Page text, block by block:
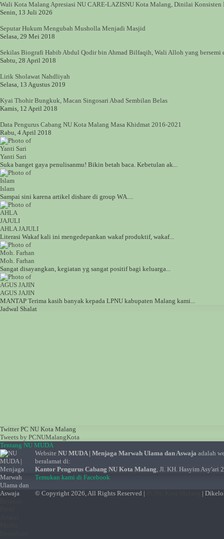
Wali Kota Malang Apresiasi NU CARE-LAZISNU Kota Malang, Dinilai Konsisten
Senin, 13 Juli 2026
Seputar Hukum Mengubah Musholla Menjadi Masjid
Selasa, 29 Mei 2018
Sekilas Biografi Habib Abdul Qodir bin Ahmad Bilfaqih, Wali Alloh yang bersemi
Sabtu, 28 April 2018
Lirik Sholawat Nahdliyah
Selasa, 13 Agustus 2019
Kyai Thohir Bungkuk, Macan Singosari Abad Sembilan Belas
Kamis, 12 April 2018
Data Pengurus Cabang NU Kota Malang Masa Khidmat 2016-2021
Rabu, 4 April 2018
Yanti Sari
Suka banget gaya penulisanmu! Bikin betah baca. Kebetulan ak...
Islam
Sampai sini karena artikel dishare di group WA....
AHLA JAJULI
Literasi Wakaf kali ini mengedepankan wakaf produktif, wakaf...
Moh. Farhan
Sangat disayangkan, kegiatan yg sangat positif bagi keluarga...
AGUS JAJIN
MANTAP Terima kasih banyak kepada LPNU kabupaten Malang kami...
Jadwal Shalat
Twitter PC NU Kota Malang
Tweets by PCNUMalangKota
Tentang NU MUDA
Website NU MUDA | Menjaga Marwah Ulama dan Aswaja adalah
beralamat di:
Kantor Pengurus Cabang NU Kota Malang, Jl. KH. Hasyim Asy'ari
Temukan kami di Facebook
© Copyright 2026, All Rights Reserved |
|